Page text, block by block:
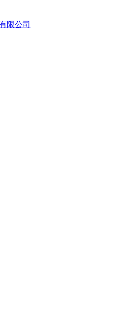
限公司